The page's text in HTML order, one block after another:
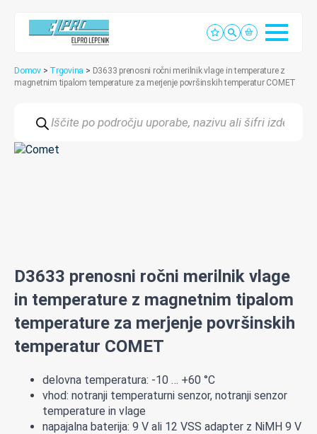
Domov > Trgovina > D3633 prenosni ročni merilnik vlage in temperature z
magnetnim tipalom temperature za merjenje površinskih temperatur COMET
search
D3633 prenosni ročni merilnik vlage
in temperature z magnetnim tipalom
temperature za merjenje površinskih
temperatur COMET
delovna temperatura: -10 … +60 °C
vhod: notranji temperaturni senzor, notranji senzor
temperature in vlage
napajalna baterija: 9 V ali 12 VSS adapter z NiMH 9 V